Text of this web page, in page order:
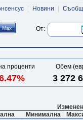
Новини
От:
проценти Обем
3 272
Минимална